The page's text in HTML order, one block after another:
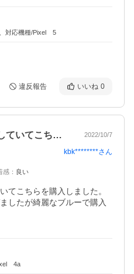
対応機種/Pixel 5
違反報告 いいね 0
カーボン柄のケースを探していてこちらを… 2022/10/7
kbk********さん
感 ： 良い
てこちらを購入しました。
したが綺麗なブルーで購入
4a